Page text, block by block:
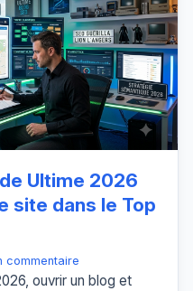
Ultime 2026
site dans le Top
commentaire
ouvrir un blog et